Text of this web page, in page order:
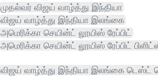
முதல்வர் விஜய் வாழ்த்து இந்தியா
விஜய் வாழ்த்து இந்தியா இலங்கை
அமெரிக்கா செயின்ட் லூயிஸ் ரேப்பிட்
அமெரிக்கா செயின்ட் லூயிஸ் ரேப்பிட்
விஜய் வாழ்த்து இந்தியா இலங்கை டெஸ்ட்